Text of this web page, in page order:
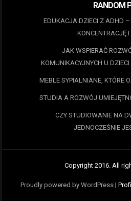
RANDOM
EDUKACJA DZIECI Z ADHD –
KONCENTRACJĘ I
JAK WSPIERAĆ
KOMUNIKACYJNYCH U
MEBLE SYPIALNIANE, KTÓRE
STUDIA A ROZWÓJ
CZY STUDIOWANIE NA
JEDNOCZEŚNIE
Copyright 2016. All
Proudly powered by WordPress |